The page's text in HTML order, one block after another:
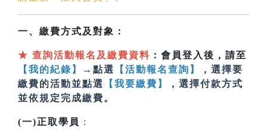
一、繳費方式及對象：
★ 查詢活動報名及繳費資料 ：會員登入後，請至
【我的紀錄】
→點選 【活動報名查詢】
，選擇要
繳費的活動並點選
【我要繳費】
，選擇付款方式
並依規定完成繳費。
(一)正取學員 :